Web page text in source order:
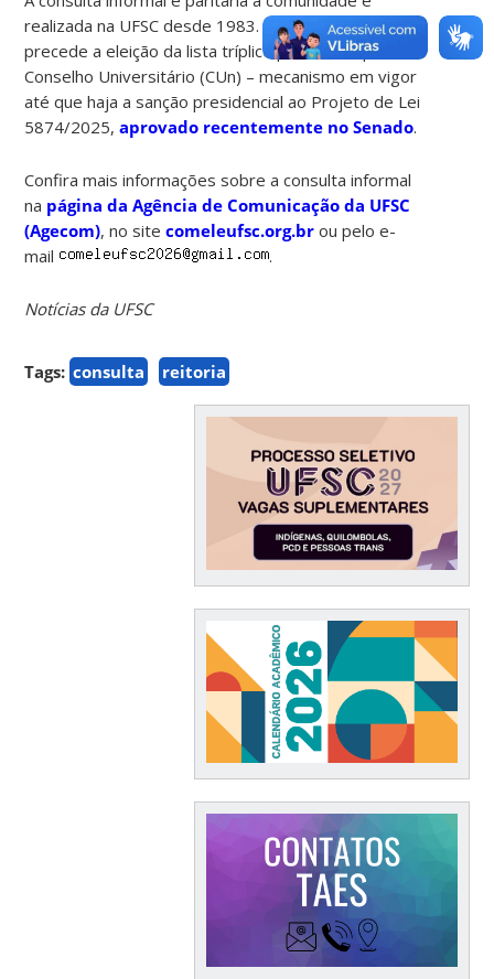
realizada na UFSC desde 1983. Essa consulta
precede a eleição da lista tríplice para reitor pelo
Conselho Universitário (CUn) – mecanismo em vigor
até que haja a sanção presidencial ao Projeto de Lei
5874/2025,aprovado recentemente no Senado.
Confira mais informações sobre a consulta informal
na página da Agência de Comunicação da UFSC
(Agecom), no sitecomeleufsc.org.br ou pelo e-
mail
.
Notícias da UFSC
Tags: consulta reitoria